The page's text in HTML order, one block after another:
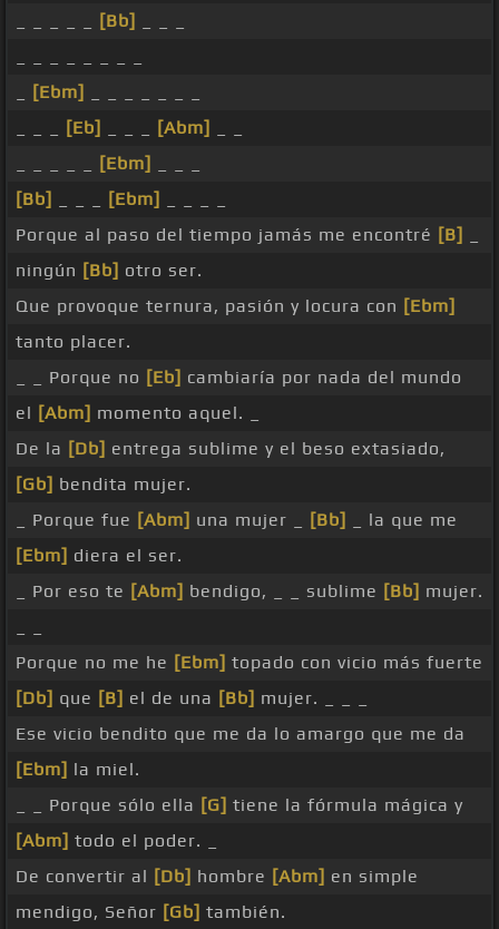
[Bb]
[Ebm]
[Eb] [Abm]
[Ebm]
[Bb]
[Ebm]
Porque al paso del tiempo jamás me encontré [B]
ningún [Bb] otro ser.
Que provoque ternura, pasión y locura con [Ebm]
tanto placer.
_ _ Porque no [Eb] cambiaría por nada del mundo
el [Abm] momento aquel. _
De la [Db] entrega sublime y el beso extasiado,
[Gb] bendita mujer.
_ Porque fue [Abm] una mujer _ [Bb]
_ la que me
[Ebm] diera el ser.
_ Por eso te [Abm] bendigo, _ _ sublime [Bb] mujer.
Porque no me he [Ebm] topado con vicio más fuerte
[Db] que [B] el de una [Bb] mujer. _ _ _
Ese vicio bendito que me da lo amargo que me da
[Ebm] la miel.
_ _ Porque sólo ella [G] tiene la fórmula mágica y
[Abm] todo el poder. _
De convertir al [Db] hombre [Abm] en simple
mendigo, Señor [Gb] también.